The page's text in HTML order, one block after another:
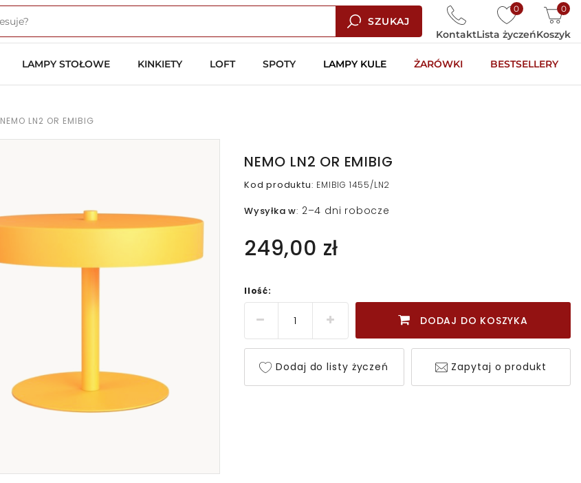
SZUKAJ
0
Lista życzeń
0
Koszyk
Kontakt
LAMPY STOŁOWE KINKIETY LOFT SPOTY LAMPY KULE ŻARÓWKI BESTSELLERY
NEMO LN2 OR EMIBIG
NEMO LN2 OR EMIBIG
Kod produktu: EMIBIG 1455/LN2
Wysyłka w: 2–4 dni robocze
249,00 zł
Ilość:
DODAJ DO KOSZYKA
Dodaj do listy życzeń Zapytaj o produkt